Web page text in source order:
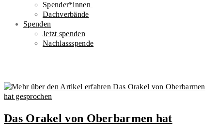
Spender*innen
Dachverbände
Spenden
Jetzt spenden
Nachlassspende
Das Orakel von Oberbarmen hat